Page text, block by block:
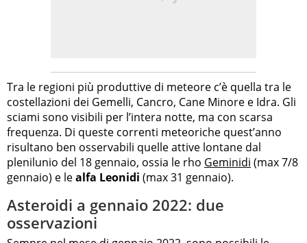
Tra le regioni più produttive di meteore c’è quella tra le
costellazioni dei Gemelli, Cancro, Cane Minore e Idra. Gli
sciami sono visibili per l’intera notte, ma con scarsa
frequenza. Di queste correnti meteoriche quest’anno
risultano ben osservabili quelle attive lontane dal
plenilunio del 18 gennaio, ossia le rho Geminidi (max 7/8
gennaio) e lealfa Leonidi (max 31 gennaio).
Asteroidi a gennaio 2022: due
osservazioni